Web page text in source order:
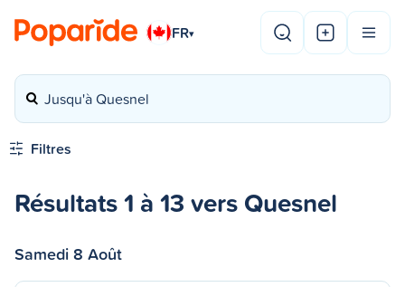
FR▾
Jusqu'à Quesnel
Filtres
Résultats 1 à 13 vers Quesnel
Samedi 8 Août